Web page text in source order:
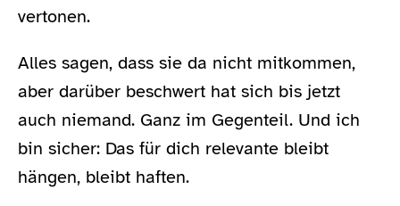
vertonen.
Alles sagen, dass sie da nicht mitkommen,
aber darüber beschwert hat sich bis jetzt
auch niemand. Ganz im Gegenteil. Und ich
bin sicher: Das für dich relevante bleibt
hängen, bleibt haften.